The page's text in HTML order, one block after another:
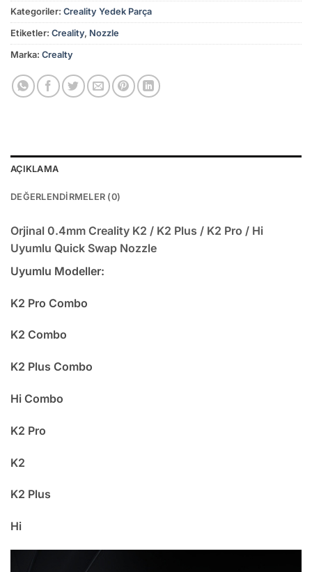
Kategoriler: Creality Yedek Parça
Etiketler: Creality, Nozzle
Marka: Crealty
AÇIKLAMA
DEĞERLENDIRMELER (0)
Orjinal 0.4mm Creality K2 / K2 Plus / K2 Pro / Hi
Uyumlu Quick Swap Nozzle
Uyumlu Modeller:
K2 Pro Combo
K2 Combo
K2 Plus Combo
Hi Combo
K2 Pro
K2
K2 Plus
Hi